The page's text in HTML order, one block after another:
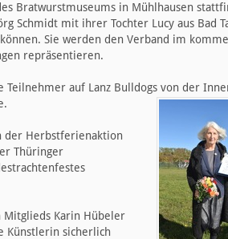
Bratwurstmuseums in Mühlhausen
Schmidt mit ihrer Tochter Lucy aus Bad
Sie werden den Verband im
repräsentieren.
Teilnehmer auf Lanz Bulldogs von der
der Herbstferienaktion
Thüringer
Mitglieds Karin Hübeler
Künstlerin sicherlich